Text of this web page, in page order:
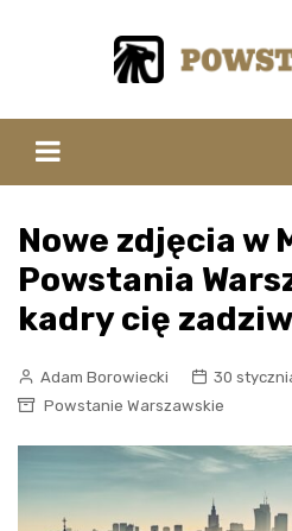
Nowe zdjęcia w
Powstania
kadry cię
Adam Borowiecki
30
Powstanie Warszawskie